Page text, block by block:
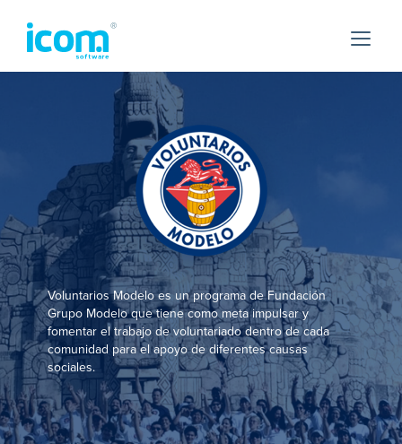
Voluntarios Modelo es un programa de Fundación
Grupo Modelo que tiene como meta impulsar y
fomentar el trabajo de voluntariado dentro de cada
comunidad para el apoyo de diferentes causas
sociales.